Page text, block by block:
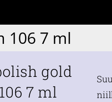
106 7 ml
gold
7 ml